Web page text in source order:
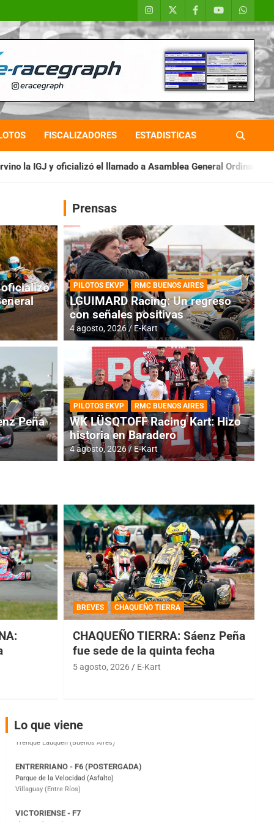
FISCALIZADORES ESTADISTICAS
llamado a Asamblea General Ordinaria IAME SERIES
RMC BUENOS AIRES
Cerró una jornada
oficializó
Peña
Prensas
PILOTOS EKVP RMC BUENOS AIRES
LGUIMARD Racing: Un regreso
con señales positivas
4 agosto, 2026 E-Kart
PILOTOS EKVP RMC BUENOS AIRES
WK LÜSQTOFF Racing Kart: Hizo
historia en Baradero
4 agosto, 2026 E-Kart
BREVES CHAQUEÑO TIERRA
CHAQUEÑO TIERRA: Sáenz Peña
fue sede de la quinta fecha
5 agosto, 2026 E-Kart
Lo que viene
COBERTURA ESPECIAL DE E-KART.COM.AR
08/09-AGO
IAME SERIES ARGENTINA 6
Ramiro Tot (Asfalto)
Parque de la Velocidad (Asfalto)
El Cerro (Tierra)
Victoria (Entre Ríos)
Moto Club Reginense (Tierra)